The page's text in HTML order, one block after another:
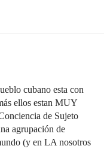
cubano esta con
ellos estan MUY
de Sujeto
agrupación de
(y en LA nosotros